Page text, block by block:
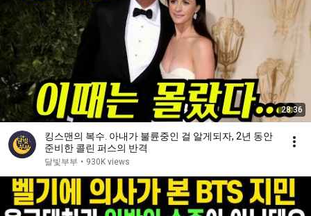
28:36
킹스맨의 복수. 아내가 불륜중인 걸 알게되자, 2년 동안
준비한 콜린 퍼스의 반격
달빛부부 • 930K views